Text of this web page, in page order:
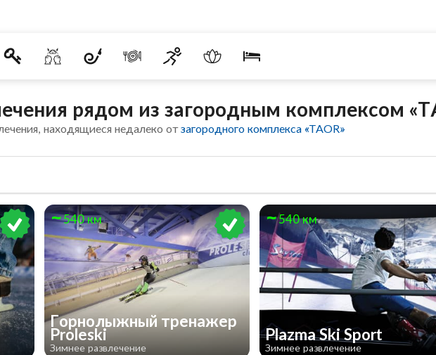
рядом из загородным комплексом
находящиеся недалеко отзагородного комплекса «TAOR»
540 км
Горнолыжный тренажер
Proleski
Зимнее развлечение
540 км
Plazma Ski Sport
Зимнее развлечение